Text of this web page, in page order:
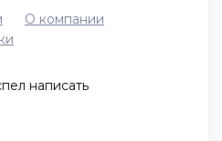
О компании
написать